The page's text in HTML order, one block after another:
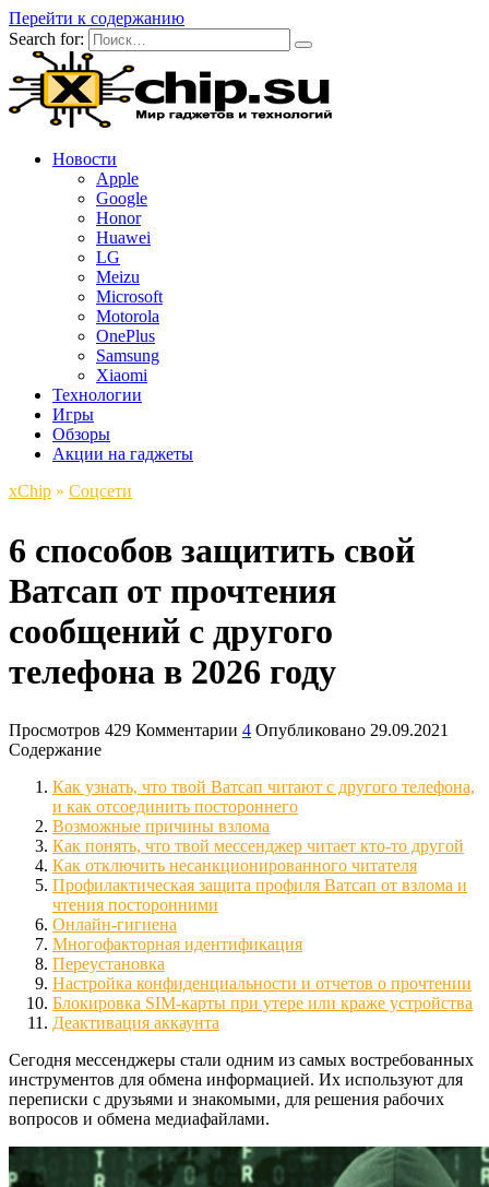
Перейти к содержанию
Search for:
Новости
Apple
Google
Honor
Huawei
LG
Meizu
Microsoft
Motorola
OnePlus
Samsung
Xiaomi
Технологии
Игры
Обзоры
Акции на гаджеты
xСhip » Соцсети
6 способов защитить свой
Ватсап от прочтения
сообщений с другого
телефона в 2026 году
Просмотров 429 Комментарии 4 Опубликовано 29.09.2021
Содержание
Как узнать, что твой Ватсап читают с другого телефона,
и как отсоединить постороннего
Возможные причины взлома
Как понять, что твой мессенджер читает кто-то другой
Как отключить несанкционированного читателя
Профилактическая защита профиля Ватсап от взлома и
чтения посторонними
Онлайн-гигиена
Многофакторная идентификация
Переустановка
Настройка конфиденциальности и отчетов о прочтении
Блокировка SIM-карты при утере или краже устройства
Деактивация аккаунта
Сегодня мессенджеры стали одним из самых востребованных
инструментов для обмена информацией. Их используют для
переписки с друзьями и знакомыми, для решения рабочих
вопросов и обмена медиафайлами.